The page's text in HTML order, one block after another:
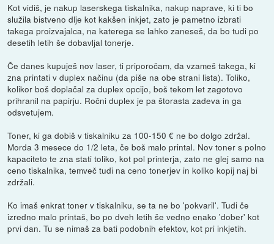
Kot vidiš, je nakup laserskega tiskalnika, nakup naprave, ki ti bo
služila bistveno dlje kot kakšen inkjet, zato je pametno izbrati
takega proizvajalca, na katerega se lahko zaneseš, da bo tudi po
desetih letih še dobavljal tonerje.
Če danes kupuješ nov laser, ti priporočam, da vzameš takega, ki
zna printati v duplex načinu (da piše na obe strani lista). Toliko,
kolikor boš doplačal za duplex opcijo, boš tekom let zagotovo
prihranil na papirju. Ročni duplex je pa štorasta zadeva in ga
odsvetujem.
Toner, ki ga dobiš v tiskalniku za 100-150 € ne bo dolgo zdržal.
Morda 3 mesece do 1/2 leta, če boš malo printal. Nov toner s polno
kapaciteto te zna stati toliko, kot pol printerja, zato ne glej samo na
ceno tiskalnika, temveč tudi na ceno tonerjev in koliko kopij naj bi
zdržali.
Ko imaš enkrat toner v tiskalniku, se ta ne bo 'pokvaril'. Tudi če
izredno malo printaš, bo po dveh letih še vedno enako 'dober' kot
prvi dan. Tu se nimaš za bati podobnih efektov, kot pri inkjetih.